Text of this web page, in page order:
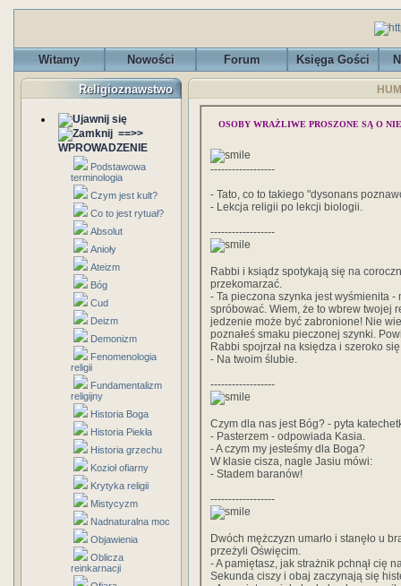
Witamy Nowości Forum Księga Gości
Religioznawstwo
==>>
WPROWADZENIE
Podstawowa
terminologia
Czym jest kult?
Co to jest rytuał?
Absolut
Anioły
Ateizm
Bóg
Cud
Deizm
Demonizm
Fenomenologia
religii
Fundamentalizm
religijny
Historia Boga
Historia Piekła
Historia grzechu
Kozioł ofiarny
Krytyka religii
Mistycyzm
Nadnaturalna moc
Objawienia
Oblicza
reinkarnacji
OSOBY WRAŻLIWE PROSZONE SĄ O
------------------
- Tato, co to takiego "dysonans
- Lekcja religii po lekcji biologii.
------------------
Rabbi i ksiądz spotykają się na
przekomarzać.
- Ta pieczona szynka jest wyśmienita
spróbować. Wiem, że to wbrew twojej
jedzenie może być zabronione! Nie
poznałeś smaku pieczonej szynki.
Rabbi spojrzał na księdza i szeroko
- Na twoim ślubie.
------------------
Czym dla nas jest Bóg? - pyta
- Pasterzem - odpowiada Kasia.
- A czym my jesteśmy dla Boga?
W klasie cisza, nagle Jasiu mówi:
- Stadem baranów!
------------------
Dwóch mężczyzn umarło i stanęło u
przeżyli Oświęcim.
- A pamiętasz, jak strażnik pchnął cię
Sekunda ciszy i obaj zaczynają się